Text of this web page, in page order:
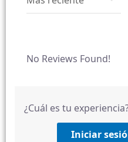
No Reviews Found!
¿Cuál es tu
Iniciar